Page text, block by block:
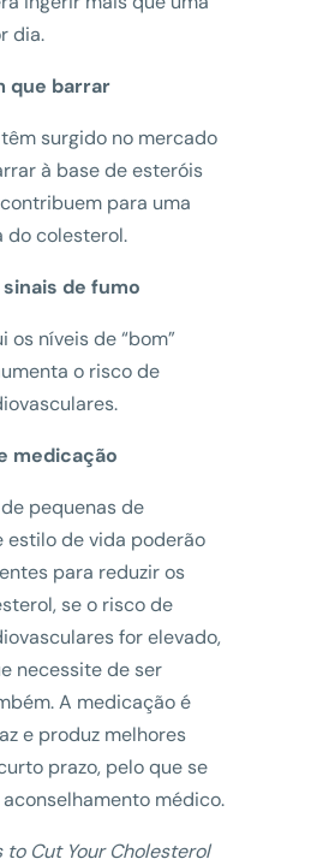
dia.
que barrar
surgido no mercado
à base de esteróis
para uma
do colesterol.
de fumo
os níveis de “bom”
o risco de
medicação
pequenas de
estilo de vida poderão
para reduzir os
se o risco de
for elevado,
necessite de ser
A medicação é
e produz melhores
prazo, pelo que se
médico.
to Cut Your Cholesterol